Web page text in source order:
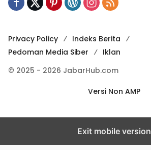
Privacy Policy
Indeks Berita
Pedoman Media Siber
Iklan
© 2025 - 2026 JabarHub.com
Versi Non AMP
Exit mobile version